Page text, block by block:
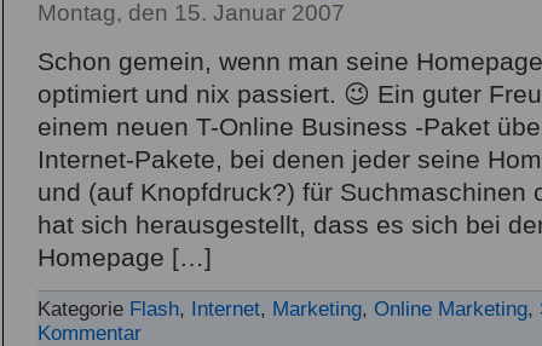
Montag, den 15. Januar 2007
Schon gemein, wenn man seine
optimiert und nix passiert. 😉 Ein guter
einem neuen T-Online Business -Paket
Internet-Pakete, bei denen jeder seine
und (auf Knopfdruck?) für Suchmaschinen
hat sich herausgestellt, dass es sich bei
Homepage […]
Kategorie Flash, Internet, Marketing, Online Marketing,
Kommentar